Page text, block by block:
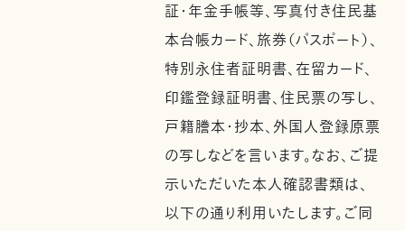
証・年金手帳等、写真付き住民基
本台帳カード、旅券（パスポート）、
特別永住者証明書、在留カード、
印鑑登録証明書、住民票の写し、
戸籍謄本・抄本、外国人登録原票
の写しなどを言います。なお、ご提
示いただいた本人確認書類は、
以下の通り利用いたします。ご同